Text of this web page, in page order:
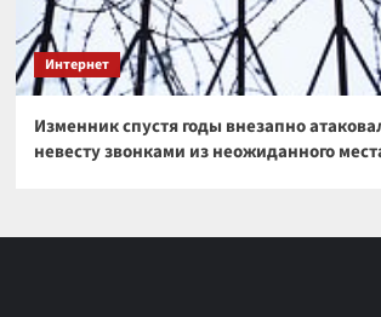
Интернет
Изменник спустя годы внезапно
невесту звонками из неожиданного